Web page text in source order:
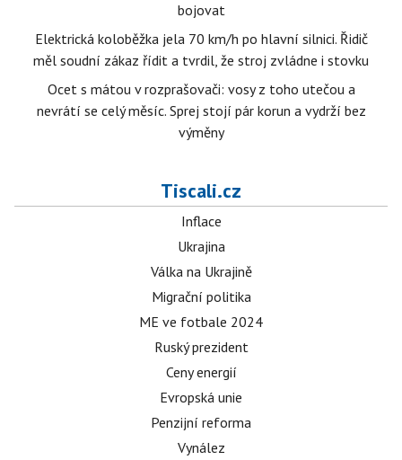
bojovat
Elektrická koloběžka jela 70 km/h po hlavní silnici. Řidič
měl soudní zákaz řídit a tvrdil, že stroj zvládne i stovku
Ocet s mátou v rozprašovači: vosy z toho utečou a
nevrátí se celý měsíc. Sprej stojí pár korun a vydrží bez
výměny
Tiscali.cz
Inflace
Ukrajina
Válka na Ukrajině
Migrační politika
ME ve fotbale 2024
Ruský prezident
Ceny energií
Evropská unie
Penzijní reforma
Vynález